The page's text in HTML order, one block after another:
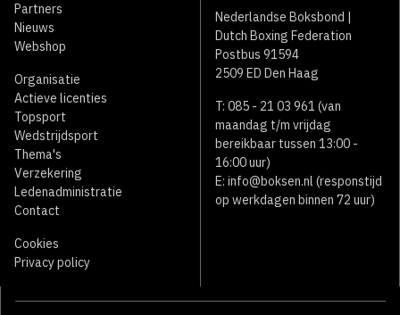
Partners
Nieuws
Webshop
Organisatie
Actieve licenties
Topsport
Wedstrijdsport
Thema's
Verzekering
Ledenadministratie
Contact
Cookies
Privacy policy
Nederlandse Boksbond |
Dutch Boxing Federation
Postbus 91594
2509 ED Den Haag
T: 085 - 21 03 961 (van
maandag t/m vrijdag
bereikbaar tussen 13:00 -
16:00 uur)
E: info@boksen.nl (responstijd
op werkdagen binnen 72 uur)